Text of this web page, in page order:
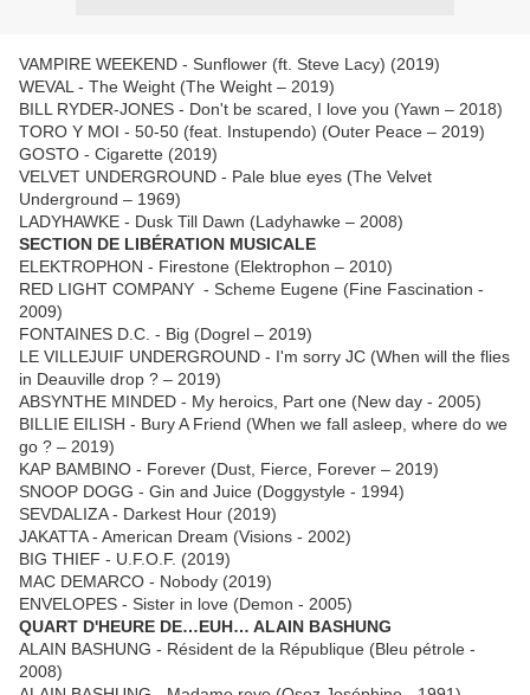
VAMPIRE WEEKEND - Sunflower (ft. Steve Lacy) (2019)
WEVAL - The Weight (The Weight – 2019)
BILL RYDER-JONES - Don't be scared, I love you (Yawn – 2018)
TORO Y MOI - 50-50 (feat. Instupendo) (Outer Peace – 2019)
GOSTO - Cigarette (2019)
VELVET UNDERGROUND - Pale blue eyes (The Velvet
Underground – 1969)
LADYHAWKE - Dusk Till Dawn (Ladyhawke – 2008)
SECTION DE LIBÉRATION MUSICALE
ELEKTROPHON - Firestone (Elektrophon – 2010)
RED LIGHT COMPANY - Scheme Eugene (Fine Fascination -
2009)
FONTAINES D.C. - Big (Dogrel – 2019)
LE VILLEJUIF UNDERGROUND - I'm sorry JC (When will the flies
in Deauville drop ? – 2019)
ABSYNTHE MINDED - My heroics, Part one (New day - 2005)
BILLIE EILISH - Bury A Friend (When we fall asleep, where do we
go ? – 2019)
KAP BAMBINO - Forever (Dust, Fierce, Forever – 2019)
SNOOP DOGG - Gin and Juice (Doggystyle - 1994)
SEVDALIZA - Darkest Hour (2019)
JAKATTA - American Dream (Visions - 2002)
BIG THIEF - U.F.O.F. (2019)
MAC DEMARCO - Nobody (2019)
ENVELOPES - Sister in love (Demon - 2005)
QUART D'HEURE DE…EUH… ALAIN BASHUNG
ALAIN BASHUNG - Résident de la République (Bleu pétrole -
2008)